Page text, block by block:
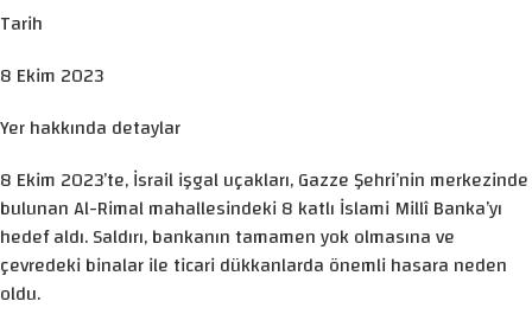
Tarih
8 Ekim 2023
Yer hakkında detaylar
8 Ekim 2023’te, İsrail işgal uçakları, Gazze Şehri’nin merkezinde
bulunan Al-Rimal mahallesindeki 8 katlı İslami Millî Banka’yı
hedef aldı. Saldırı, bankanın tamamen yok olmasına ve
çevredeki binalar ile ticari dükkanlarda önemli hasara neden
oldu.